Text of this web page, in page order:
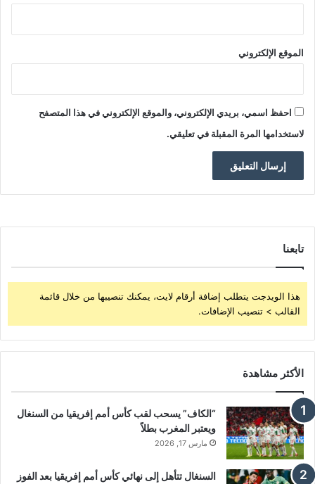
الموقع الإلكتروني
احفظ اسمي، بريدي الإلكتروني، والموقع الإلكتروني في هذا المتصفح
لاستخدامها المرة المقبلة في تعليقي.
تابعنا
هذا الويدجت يتطلب إضافة أرقام لايت، يمكنك تنصيبها من خلال قائمة
القالب > تنصيب الإضافات.
الأكثر مشاهدة
“الكاف” يسحب لقب كأس أمم إفريقيا من السنغال
ويعتبر المغرب بطلاً
مارس 17, 2026
السنغال تتأهل إلى نهائي كأس أمم إفريقيا بعد الفوز